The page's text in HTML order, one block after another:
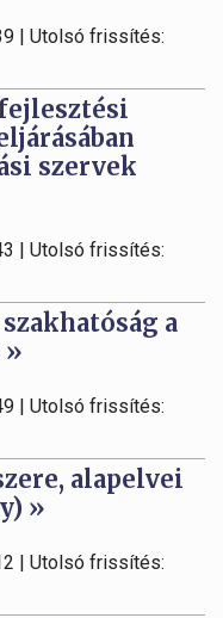
| Utolsó frissítés:
szervek
| Utolsó frissítés:
a
»
| Utolsó frissítés:
alapelvei
»
| Utolsó frissítés: